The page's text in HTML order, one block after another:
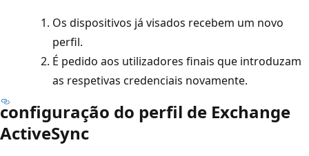
Os dispositivos já visados recebem um novo
perfil.
É pedido aos utilizadores finais que introduzam
as respetivas credenciais novamente.
configuração do perfil de Exchange
ActiveSync